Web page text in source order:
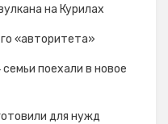
на Курилах
«авторитета»
поехали в новое
для нужд